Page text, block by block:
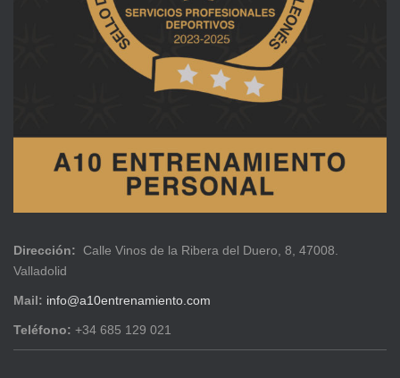
Dirección: Calle Vinos de la Ribera del Duero, 8, 47008.
Valladolid
Mail: info@a10entrenamiento.com
Teléfono: +34 685 129 021